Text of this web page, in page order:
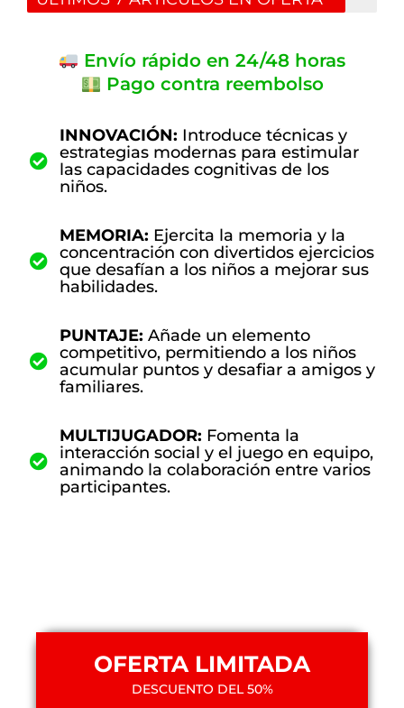
Envío rápido en 24/48 horas
Pago contra reembolso
INNOVACIÓN: Introduce técnicas y
estrategias modernas para estimular
las capacidades cognitivas de los
niños.
MEMORIA: Ejercita la memoria y la
concentración con divertidos ejercicios
que desafían a los niños a mejorar sus
habilidades.
PUNTAJE: Añade un elemento
competitivo, permitiendo a los niños
acumular puntos y desafiar a amigos y
familiares.
MULTIJUGADOR: Fomenta la
interacción social y el juego en equipo,
animando la colaboración entre varios
participantes.
OFERTA LIMITADA
DESCUENTO DEL 50%